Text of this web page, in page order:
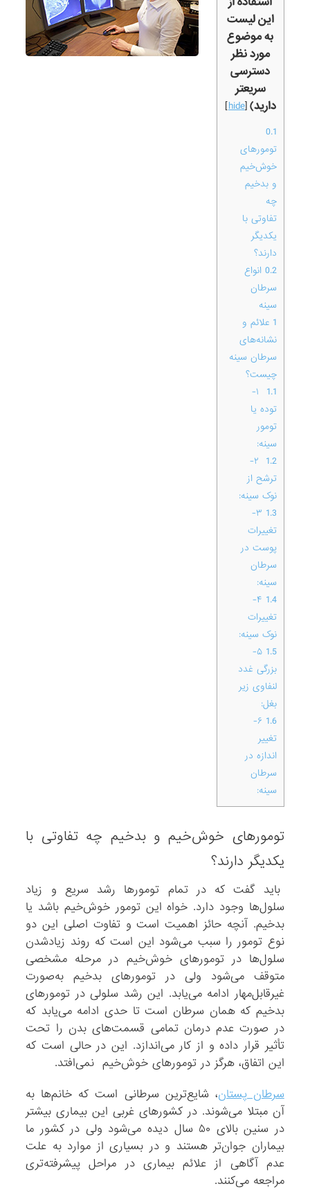
این لیست
به موضوع
مورد نظر
دسترسی
سریعتر
دارید)[
hide
]
0.1
تومورهای
خوش‌خیم
و بدخیم
چه
تفاوتی با
یکدیگر
دارند؟
0.2 انواع
سرطان
سینه
1 علائم و
نشانه‌های
سرطان سینه
چیست؟
1.1
۱-
توده یا
تومور
سینه:
1.2
۲-
ترشح از
نوک سینه:
1.3
۳-
تغییرات
پوست در
سرطان
سینه:
1.4
۴-
تغییرات
نوک سینه:
1.5
۵-
بزرگی غدد
لنفاوی زیر
بغل:
1.6
۶-
تغییر
اندازه در
سرطان
سینه:
تومورهای خوش‌خیم و بدخیم چه تفاوتی با
یکدیگر دارند؟
باید گفت که در تمام تومورها رشد سریع و زیاد
سلول‌ها وجود دارد. خواه این تومور خوش‌خیم باشد یا
بدخیم. آنچه حائز اهمیت است و تفاوت اصلی این دو
نوع تومور را سبب می‌شود این است که روند زیادشدن
سلول‌ها در تومورهای خوش‌خیم در مرحله مشخصی
متوقف می‌شود ولی در تومورهای بدخیم به‌صورت
غیرقابل‌مهار ادامه می‌یابد. این رشد سلولی در تومورهای
بدخیم که همان سرطان است تا حدی ادامه می‌یابد که
در صورت عدم درمان تمامی قسمت‌های بدن را تحت
تأثیر قرار داده و از کار می‌اندازد. این در حالی است که
این اتفاق، هرگز در تومورهای خوش‌خیم نمی‌افتد.
سرطان پستان، شایع‌ترین سرطانی است که خانم‌ها به
آن مبتلا می‌شوند. در کشورهای غربی این بیماری بیشتر
در سنین بالای ۵۰ سال دیده می‌شود ولی در کشور ما
بیماران جوان‌تر هستند و در بسیاری از موارد به علت
عدم آگاهی از علائم بیماری در مراحل پیشرفته‌تری
مراجعه می‌کنند.